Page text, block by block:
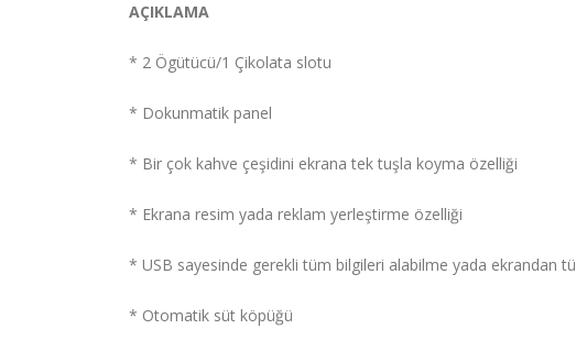
AÇIKLAMA
* 2 Ögütücü/1 Çikolata slotu
* Dokunmatik panel
* Bir çok kahve çeşidini ekrana tek tuşla koyma özelliği
* Ekrana resim yada reklam yerleştirme özelliği
* USB sayesinde gerekli tüm bilgileri alabilme yada ekrandan
* Otomatik süt köpüğü